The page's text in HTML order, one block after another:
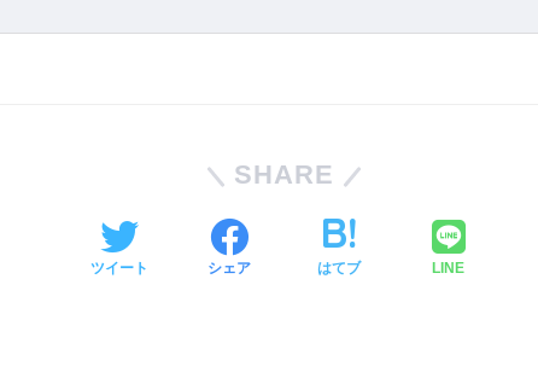
SHARE
ツイート シェア はてブ LINE